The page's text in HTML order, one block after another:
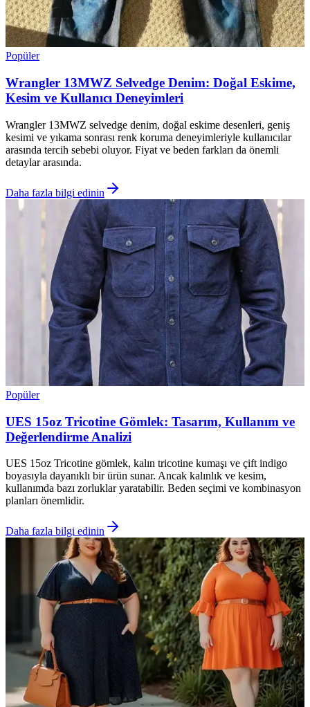
Popüler
Wrangler 13MWZ Selvedge Denim: Doğal Eskime,
Kesim ve Kullanıcı Deneyimleri
Wrangler 13MWZ selvedge denim, doğal eskime desenleri, geniş
kesimi ve yıkama sonrası renk koruma deneyimleriyle kullanıcılar
arasında tercih sebebi oluyor. Fiyat ve beden farkları da önemli
detaylar arasında.
Daha fazla bilgi edinin
Popüler
UES 15oz Tricotine Gömlek: Tasarım, Kullanım ve
Değerlendirme Analizi
UES 15oz Tricotine gömlek, kalın tricotine kumaşı ve çift indigo
boyasıyla dayanıklı bir ürün sunar. Ancak kalınlık ve kesim,
kullanımda bazı zorluklar yaratabilir. Beden seçimi ve kombinasyon
planları önemlidir.
Daha fazla bilgi edinin